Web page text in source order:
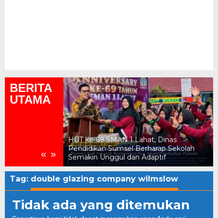
BERITA
UTAMA
« »
HUT ke-69 SMAN 1 Lahat, Dinas
Pendidikan Sumsel Berharap Sekolah
Semakin Unggul dan Adaptif
Tag: double glazing company wilmslow
Tidak ada yang ditemukan